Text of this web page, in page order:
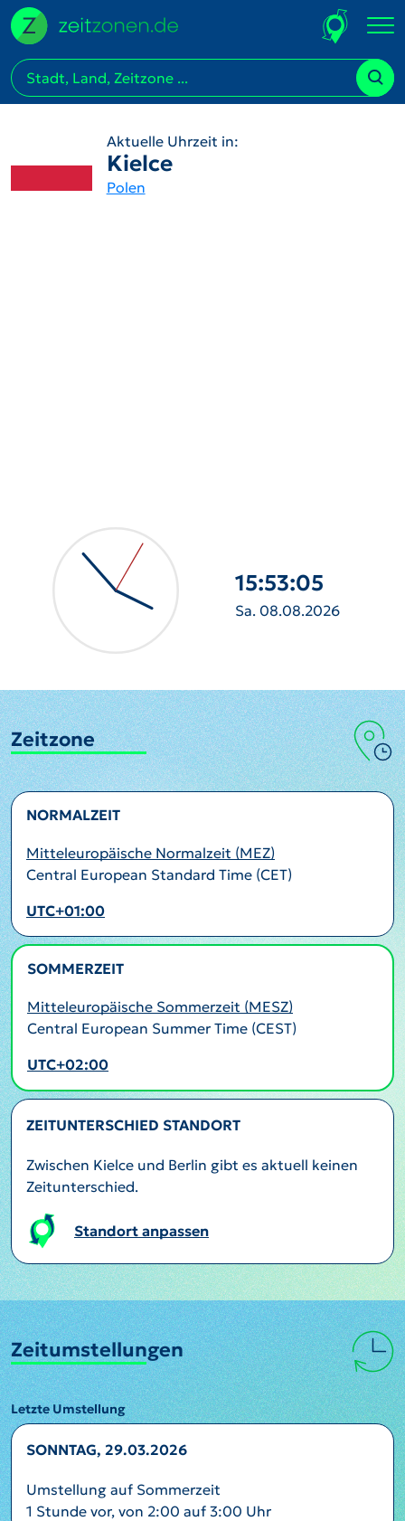
Aktuelle Uhrzeit in:
Kielce
Polen
15:53:07
Sa. 08.08.2026
Zeitzone
NORMALZEIT
Mitteleuropäische Normalzeit (MEZ)
Central European Standard Time (CET)
UTC+01:00
SOMMERZEIT
Mitteleuropäische Sommerzeit (MESZ)
Central European Summer Time (CEST)
UTC+02:00
ZEITUNTERSCHIED STANDORT
Zwischen Kielce und Berlin gibt es aktuell keinen
Zeitunterschied.
Standort anpassen
Zeitumstellungen
Letzte Umstellung
SONNTAG, 29.03.2026
Umstellung auf Sommerzeit
1 Stunde vor, von 2:00 auf 3:00 Uhr